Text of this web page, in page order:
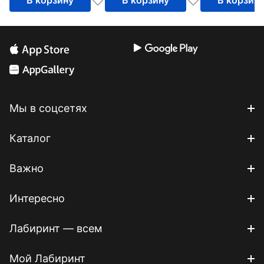
Мы в соцсетях
Каталог
Важно
Интересно
Лабиринт — всем
Мой Лабиринт